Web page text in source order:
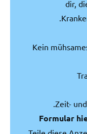
dir,
- Kein
-
Formular